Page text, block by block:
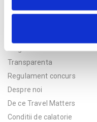
Transparenta
Regulament concurs
Despre noi
De ce Travel Matters
Conditii de calatorie